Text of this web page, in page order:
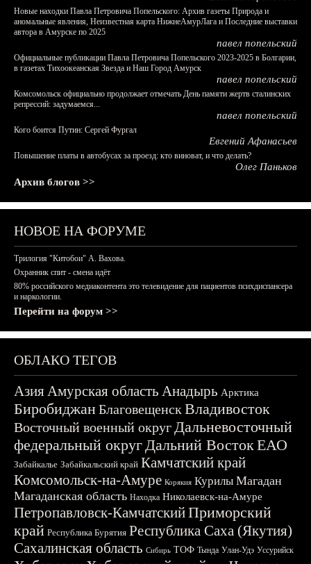
Новые находки Павла Петровича Попельского: Архив газеты Природа и
аномальные явления, Неизвестная карта НижнеАмурЛага и Последние выставки
автора в Амурске по 2025
павел попельский
Официальные публикации Павла Петровича Попельского 2023-2025 в Болгарии,
в газетах Тихоокеанская Звезда и Наш Город Амурск
павел попельский
Комсомольск официально продолжает отмечать День памяти жертв сталинских
репрессий: задумаемся...
павел попельский
Кого боится Путин: Сергей Фургал
Евгений Афанасьев
Повышение платы в автобусах за проезд: кто виноват, и что делать?
Олег Паньков
Архив блогов >>
НОВОЕ НА ФОРУМЕ
Трилогия "Китобои" А. Вахова.
Охранник спит - смена идёт
80% российского медиаконтента это телевидение для пациентов психдиспансера
и наркологии.
Перейти на форум >>
ОБЛАКО ТЕГОВ
АзияАмурская область Анадырь Арктика
БиробиджанБлаговещенскВладивосток
Восточный военный округДальневосточный
федеральный округДальний ВостокЕАО
Забайкалье Забайкальский край Камчатский край
Комсомольск-на-Амуре Корякия Курилы Магадан
Магаданская область Находка Николаевск-на-Амуре
Петропавловск-КамчатскийПриморский
край Республика Бурятия Республика Саха (Якутия)
Сахалинская область Сибирь ТОФ Тында Улан-Удэ Уссурийск